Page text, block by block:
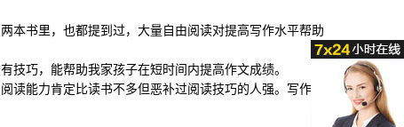
书里，也都提到过，大量自由阅读对提高写作水平帮助
巧，能帮助我家孩子在短时间内提高作文成绩。
能力肯定比读书不多但恶补过阅读技巧的人强。写作也